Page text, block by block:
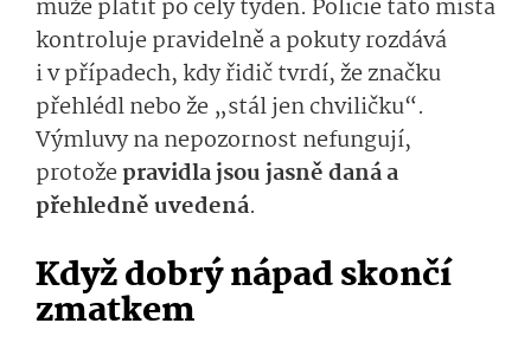
může platit po celý týden. Policie tato místa
kontroluje pravidelně a pokuty rozdává
i v případech, kdy řidič tvrdí, že značku
přehlédl nebo že „stál jen chviličku“.
Výmluvy na nepozornost nefungují,
protožepravidla jsou jasně daná a
přehledně uvedená.
Když dobrý nápad skončí
zmatkem